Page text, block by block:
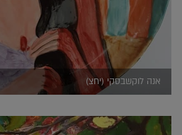
אנה לוקשבסקי (יחצ)